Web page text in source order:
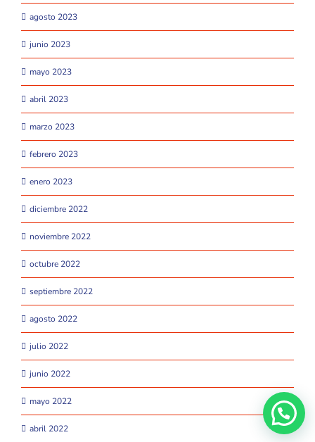
agosto 2023
junio 2023
mayo 2023
abril 2023
marzo 2023
febrero 2023
enero 2023
diciembre 2022
noviembre 2022
octubre 2022
septiembre 2022
agosto 2022
julio 2022
junio 2022
mayo 2022
abril 2022